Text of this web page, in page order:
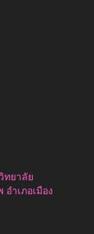
ทยาลัย
ำเภอเมือง